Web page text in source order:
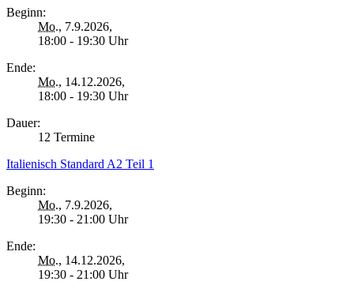
Beginn:
Mo., 7.9.2026,
18:00 - 19:30 Uhr
Ende:
Mo., 14.12.2026,
18:00 - 19:30 Uhr
Dauer:
12 Termine
Italienisch Standard A2 Teil 1
Beginn:
Mo., 7.9.2026,
19:30 - 21:00 Uhr
Ende:
Mo., 14.12.2026,
19:30 - 21:00 Uhr